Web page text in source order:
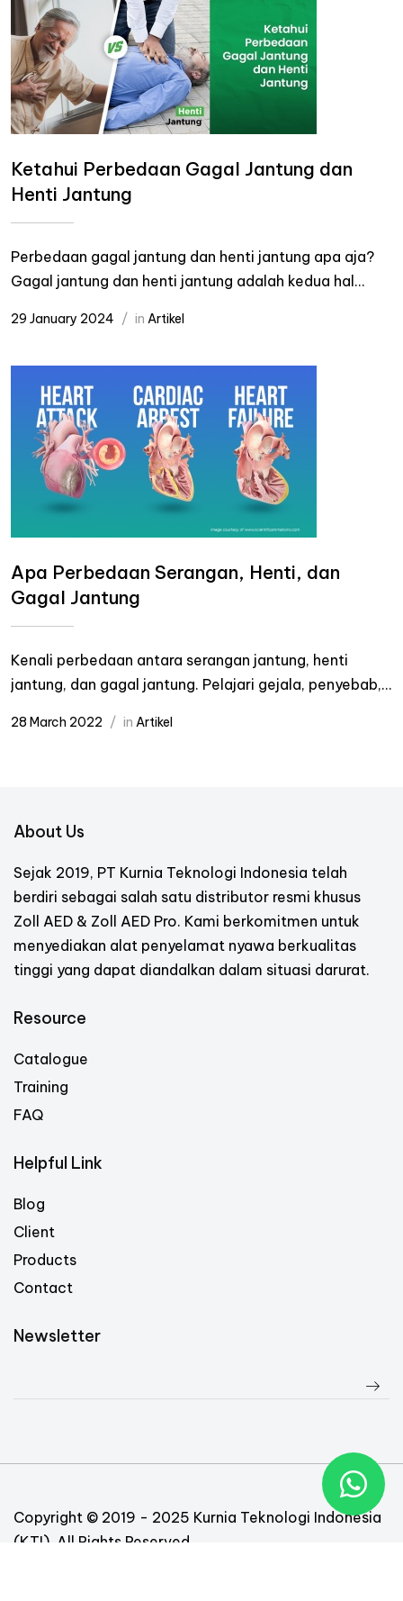
Ketahui Perbedaan Gagal Jantung dan
Henti Jantung
Perbedaan gagal jantung dan henti jantung apa aja?
Gagal jantung dan henti jantung adalah kedua hal...
29 January 2024 in Artikel
Apa Perbedaan Serangan, Henti, dan
Gagal Jantung
Kenali perbedaan antara serangan jantung, henti
jantung, dan gagal jantung. Pelajari gejala, penyebab,...
28 March 2022 in Artikel
About Us
Sejak 2019, PT Kurnia Teknologi Indonesia telah
berdiri sebagai salah satu distributor resmi khusus
Zoll AED & Zoll AED Pro. Kami berkomitmen untuk
menyediakan alat penyelamat nyawa berkualitas
tinggi yang dapat diandalkan dalam situasi darurat.
Resource
Catalogue
Training
FAQ
Helpful Link
Blog
Client
Products
Contact
Newsletter
Copyright © 2019 - 2025 Kurnia Teknologi Indonesia
(KTI). All Rights Reserved